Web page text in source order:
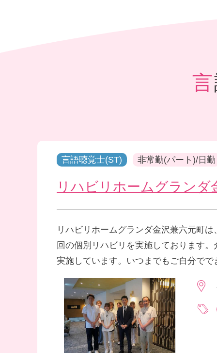
言語聴覚士(ST) 非常勤(パート)/日勤
リハビリホームグランダ
リハビリホームグランダ金沢兼六元町
回の個別リハビリを実施しております
実施しています。いつまでもご自分で